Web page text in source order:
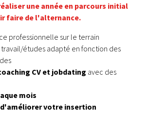
une année en parcours initial
faire de l'alternance.
professionnelle sur le terrain
études adapté en fonction des
CV et jobdating avec des
mois
d'améliorer votre insertion